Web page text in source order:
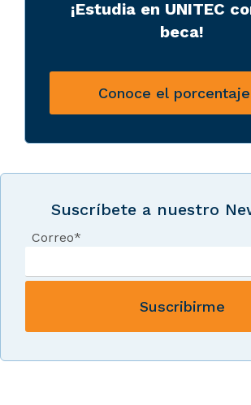
¡Estudia en UNITEC
beca!
Conoce el porcentaje
Suscríbete a nuestro
Correo*